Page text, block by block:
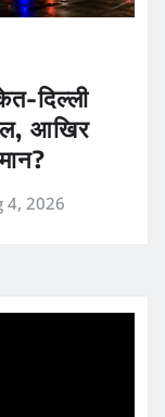
दिल्ली
आखिर
4, 2026